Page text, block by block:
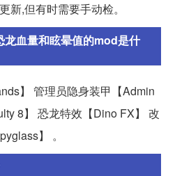
新,但有时需要手动检。
龙血量和眩晕值的mod是什
】 管理员隐身装甲【Admin
8】 恐龙特效【Dino FX】 改
】 。